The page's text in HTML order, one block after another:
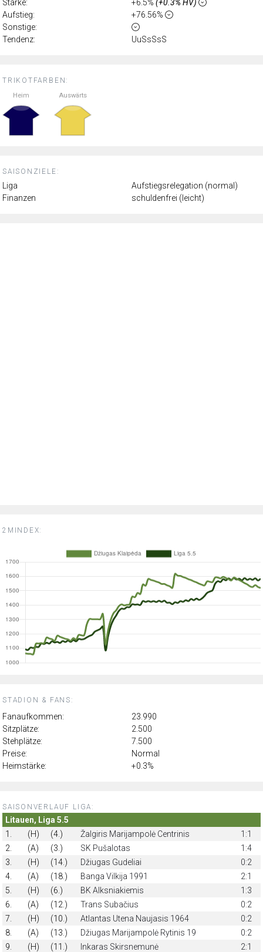
TRIKOTFARBEN:
Heim Auswärts
SAISONZIELE:
Liga
Aufstiegsrelegation (normal)
Finanzen
schuldenfrei (leicht)
2MINDEX:
Stärke: +6.5% (+0.3% HV)
Aufstieg:
+76.56%
Sonstige:
Tendenz:
UuSsSsS
STADION & FANS:
Fanaufkommen:
23.990
Sitzplätze:
2.500
Stehplätze:
7.500
Preise:
Normal
Heimstärke:
+0.3%
SAISONVERLAUF LIGA:
Litauen, Liga 5.5
1.
(H) (4.) Žalgiris Marijampolė Centrinis
1:1
2.
(A) (3.) SK Pušalotas
1:4
3.
(H) (14.) Džiugas Gudeliai
0:2
4.
(A) (18.) Banga Vilkija 1991
2:1
5.
(H) (6.) BK Alksniakiemis
1:3
6.
(A) (12.) Trans Subačius
0:2
7.
(H) (10.) Atlantas Utena Naujasis 1964
0:2
8.
(A) (13.) Džiugas Marijampolė Rytinis 19
0:2
9.
(H) (11.) Inkaras Skirsnemunė
2:1